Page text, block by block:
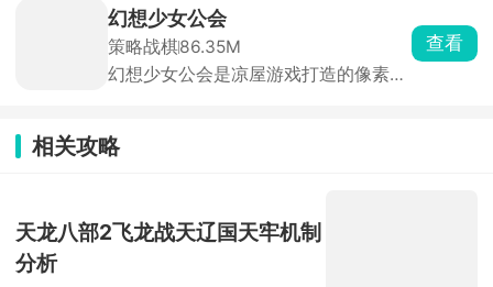
为救世主，带领幸存者英雄们消灭恶
魔、唤醒世界。玩法极简，布置好阵容
开启挂机，角色自动战斗、持续成长，
离线也能积累资源、解锁新关卡。
幻想少女公会
策略战棋86.35M
幻想少女公会是凉屋游戏打造的像素风
过策略阵容搭配、BD构建与角色养
成，与她们共赴异世界冒险。游戏内海
等你探索，上千件珍奇装备掉落，搭配
独特羁绊系统，让战斗充满变数。
查看
相关攻略
天龙八部2飞龙战天辽国天牢机制
分析